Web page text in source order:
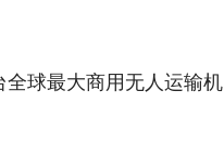
球最大商用无人运输